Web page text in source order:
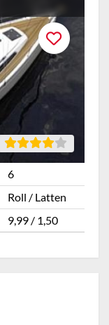
6
Roll / Latten
9,99 / 1,50